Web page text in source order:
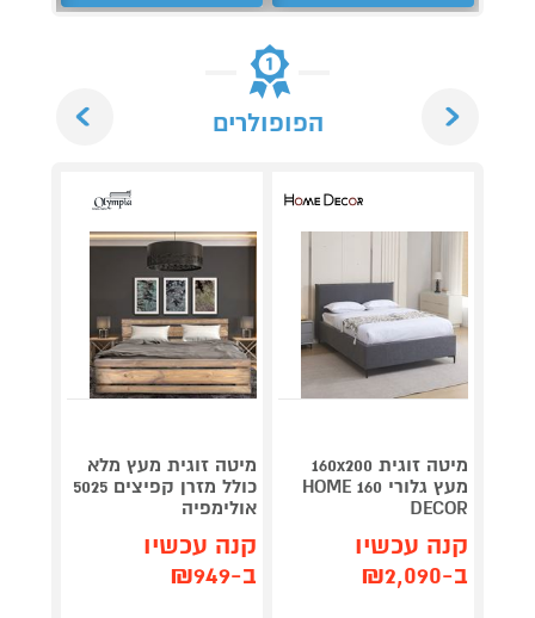
הפופולרים
מיטה זוגית 160x200
מעץ גלורי 160 HOME
DECOR
קנה עכשיו
ב-₪2,090
מיטה זוגית מעץ מלא
כולל מזרן קפיצים 5025
אולימפיה
קנה עכשיו
ב-₪949